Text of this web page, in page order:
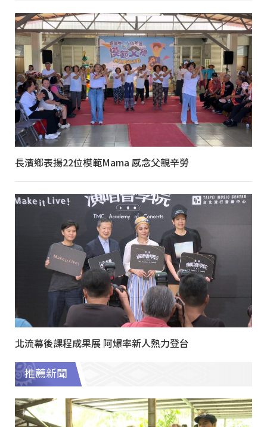
長濱鄉表揚22位模範Mama 感念父親辛勞
北流幕後課程成果展 阿爆率新人熱力登台
推薦新聞